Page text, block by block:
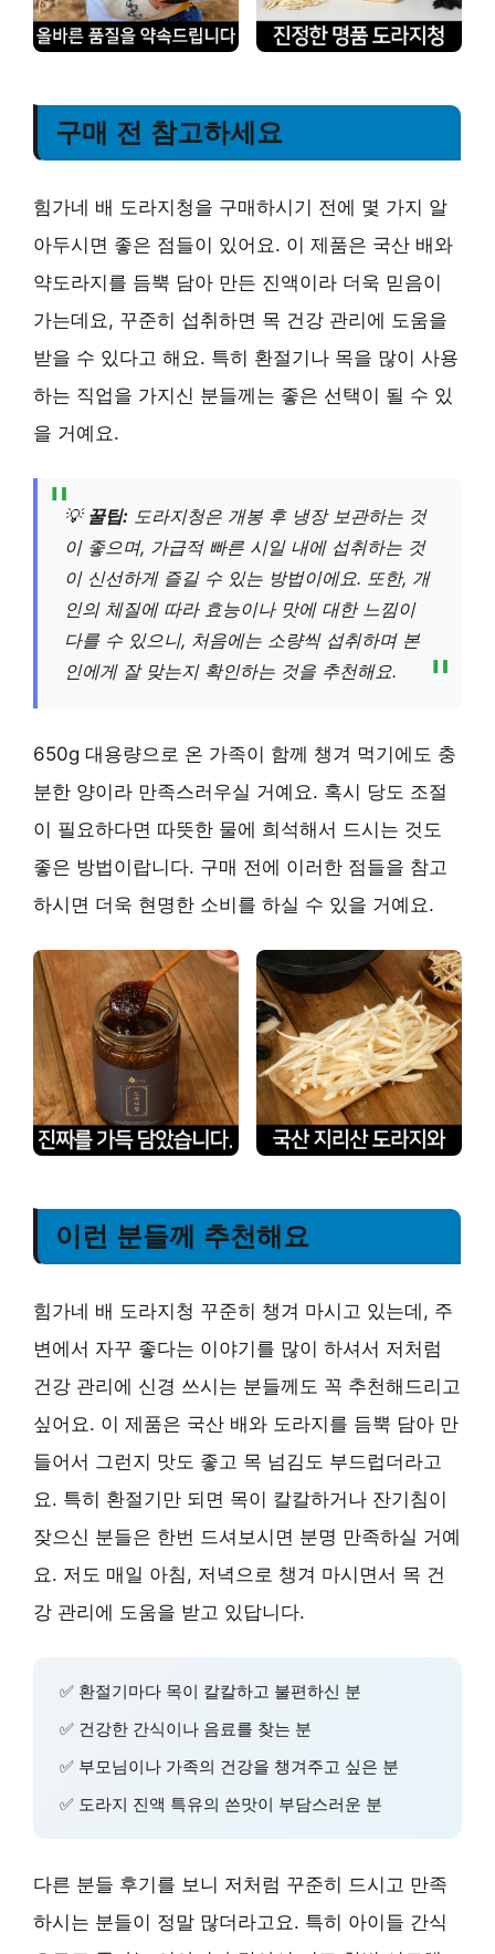
구매 전 참고하세요
힘가네 배 도라지청을 구매하시기 전에 몇 가지 알
아두시면 좋은 점들이 있어요. 이 제품은 국산 배와
약도라지를 듬뿍 담아 만든 진액이라 더욱 믿음이
가는데요, 꾸준히 섭취하면 목 건강 관리에 도움을
받을 수 있다고 해요. 특히 환절기나 목을 많이 사용
하는 직업을 가지신 분들께는 좋은 선택이 될 수 있
을 거예요.
💡 꿀팁: 도라지청은 개봉 후 냉장 보관하는 것
이 좋으며, 가급적 빠른 시일 내에 섭취하는 것
이 신선하게 즐길 수 있는 방법이에요. 또한, 개
인의 체질에 따라 효능이나 맛에 대한 느낌이
다를 수 있으니, 처음에는 소량씩 섭취하며 본
인에게 잘 맞는지 확인하는 것을 추천해요.
650g 대용량으로 온 가족이 함께 챙겨 먹기에도 충
분한 양이라 만족스러우실 거예요. 혹시 당도 조절
이 필요하다면 따뜻한 물에 희석해서 드시는 것도
좋은 방법이랍니다. 구매 전에 이러한 점들을 참고
하시면 더욱 현명한 소비를 하실 수 있을 거예요.
이런 분들께 추천해요
힘가네 배 도라지청 꾸준히 챙겨 마시고 있는데, 주
변에서 자꾸 좋다는 이야기를 많이 하셔서 저처럼
건강 관리에 신경 쓰시는 분들께도 꼭 추천해드리고
싶어요. 이 제품은 국산 배와 도라지를 듬뿍 담아 만
들어서 그런지 맛도 좋고 목 넘김도 부드럽더라고
요. 특히 환절기만 되면 목이 칼칼하거나 잔기침이
잦으신 분들은 한번 드셔보시면 분명 만족하실 거예
요. 저도 매일 아침, 저녁으로 챙겨 마시면서 목 건
강 관리에 도움을 받고 있답니다.
✅ 환절기마다 목이 칼칼하고 불편하신 분
✅ 건강한 간식이나 음료를 찾는 분
✅ 부모님이나 가족의 건강을 챙겨주고 싶은 분
✅ 도라지 진액 특유의 쓴맛이 부담스러운 분
다른 분들 후기를 보니 저처럼 꾸준히 드시고 만족
하시는 분들이 정말 많더라고요. 특히 아이들 간식